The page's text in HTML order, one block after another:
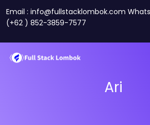
Email : info@fullstacklombok.com
(+62 ) 852-3859-7577
Ari